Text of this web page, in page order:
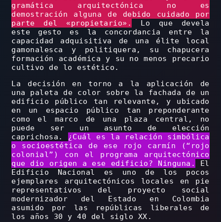
gramática arquitectónica no es
demostración alguna de debido cuidado por
parte del «propietario».
Lo que devela
este gesto es la concordancia entre la
capacidad adquisitiva de una élite local
gamonalesca y politiquera, su chapucera
formación académica y su no menos precario
cultivo de lo estético.
La decisión en torno a la aplicación de
una paleta de color sobre la fachada de un
edificio público tan relevante, y ubicado
en un espacio público tan preponderante
como el marco de una plaza central, no
puede ser un asunto de elección
caprichosa. ¿Cuál es la relación simbólica
o socioestética de ese rojo carmín (“rojo
colonial”) con el programa arquitectónico
que dio origen a ese edificio? Ninguna.
El
Edificio Nacional es uno de los pocos
ejemplares arquitectónicos locales en pie
representativos del proyecto social
modernizador del Estado en Colombia
asumido por las repúblicas liberales de
los años 30 y 40 del siglo XX.